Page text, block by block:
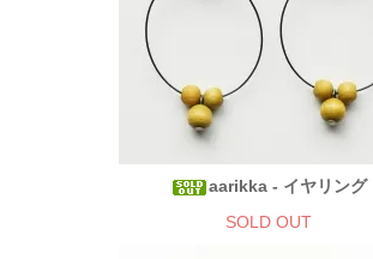
aarikka - イヤリング
SOLD OUT